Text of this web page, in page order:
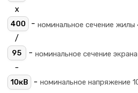
х
400 - номинальное сечение жилы
/
95 - номинальное сечение
-
10кВ - номинальное напряжение